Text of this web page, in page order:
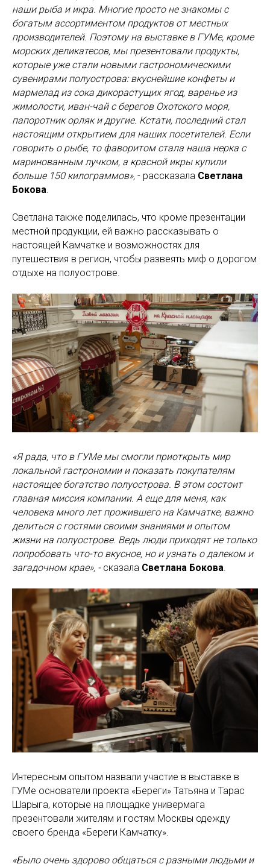
наши рыба и икра. Многие просто не знакомы с
богатым ассортиментом продуктов от местных
производителей. Поэтому на выставке в ГУМе, кроме
морских деликатесов, мы презентовали продукты,
которые уже стали новыми гастрономическими
сувенирами полуострова: вкуснейшие конфеты и
мармелад из сока дикорастущих ягод, варенье из
жимолости, иван-чай с берегов Охотского моря,
папоротник орляк и другие. Кстати, последний стал
настоящим открытием для наших посетителей. Если
говорить о рыбе, то фаворитом стала наша нерка с
маринованным лучком, а красной икры купили
больше 150 килограммов», - рассказала Светлана
Бокова.
Светлана также поделилась, что кроме презентации
местной продукции, ей важно рассказывать о
настоящей Камчатке и возможностях для
путешествия в регион, чтобы развеять миф о дорогом
отдыхе на полуострове.
«Я рада, что в ГУМе мы смогли приоткрыть мир
локальной гастрономии и показать покупателям
настоящее богатство полуострова. В этом состоит
главная миссия компании. А еще для меня, как
человека много лет прожившего на Камчатке, важно
делиться с гостями своими знаниями и опытом
жизни на полуострове. Ведь люди приходят не только
попробовать что-то вкусное, но и узнать о далеком и
загадочном крае», - сказала Светлана Бокова
Интересным опытом назвали участие в выставке в
ГУМе основатели проекта «Береги» Татьяна и Тарас
Шарыга, которые на площадке универмага
презентовали жителям и гостям Москвы одежду
своего бренда «Береги Камчатку».
«Было очень здорово общаться с разными людьми и